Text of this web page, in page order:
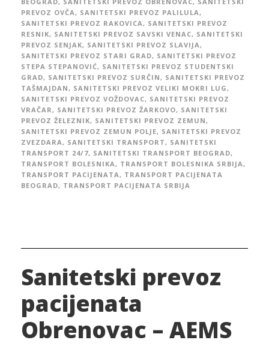
PREVOZ OVČA , SANITETSKI PREVOZ PALILULA ,
SANITETSKI PREVOZ RAKOVICA , SANITETSKI PREVOZ
RESNIK, SANITETSKI PREVOZ SAVSKI VENAC, SANITETSKI
PREVOZ SENJAK, SANITETSKI PREVOZ SLAVIJA ,
SANITETSKI PREVOZ STARI GRAD, SANITETSKI PREVOZ
STEPA STEPANOVIĆ, SANITETSKI PREVOZ STUDENTSKI
GRAD, SANITETSKI PREVOZ SURČIN , SANITETSKI PREVOZ
TAŠMAJDAN , SANITETSKI PREVOZ VELIKI MOKRI LUG ,
SANITETSKI PREVOZ VOŽDOVAC, SANITETSKI PREVOZ
VRAČAR , SANITETSKI PREVOZ ŽARKOVO, SANITETSKI
PREVOZ ŽELEZNIK, SANITETSKI PREVOZ ZEMUN ,
SANITETSKI PREVOZ ZEMUN POLJE, SANITETSKI PREVOZ
ZVEZDARA , SANITETSKI TRANSPORT , SANITETSKI
TRANSPORT 24/7, SANITETSKI TRANSPORT BEOGRAD,
TRANSPORT BOLESNIKA , TRANSPORT BOLESNIKA SRBIJA ,
TRANSPORT PACIJENATA , TRANSPORT PACIJENATA
BEOGRAD, TRANSPORT PACIJENATA SRBIJA
Sanitetski prevoz
pacijenata
Obrenovac – AEMS